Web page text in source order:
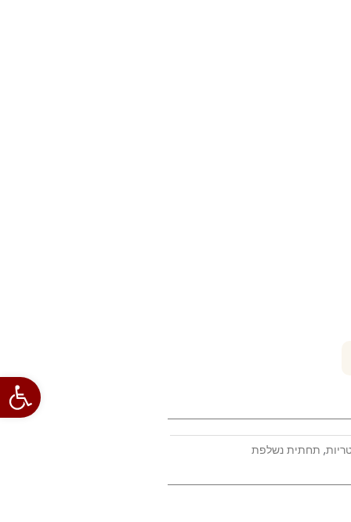
פתח
, תחתית נשלפת